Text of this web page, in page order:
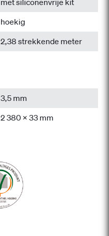
hoekig
2,38 strekkende meter
3,5 mm
2 380 x 33 mm